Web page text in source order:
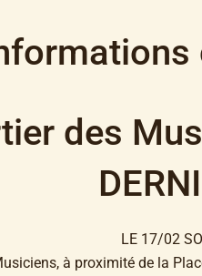
des
LE 17/02
à proximité de la